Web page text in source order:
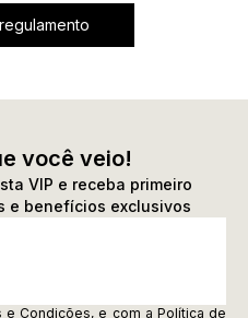
você veio!
VIP e receba primeiro
e benefícios exclusivos
e Condições, e com a Política de